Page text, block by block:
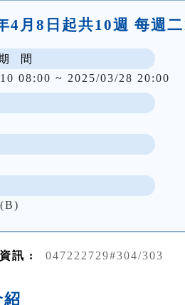
4月8日起共10週 每週
間
08:00 ~ 2025/03/28 20:00
訊 : 047222729#304/303